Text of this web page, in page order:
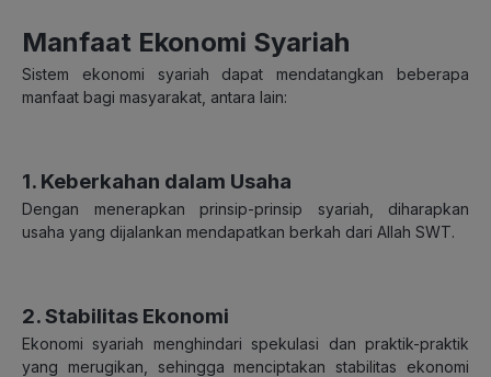
Manfaat Ekonomi Syariah
Sistem ekonomi syariah dapat mendatangkan beberapa
manfaat bagi masyarakat, antara lain:
1. Keberkahan dalam Usaha
Dengan menerapkan prinsip-prinsip syariah, diharapkan
usaha yang dijalankan mendapatkan berkah dari Allah SWT.
2. Stabilitas Ekonomi
Ekonomi syariah menghindari spekulasi dan praktik-praktik
yang merugikan, sehingga menciptakan stabilitas ekonomi